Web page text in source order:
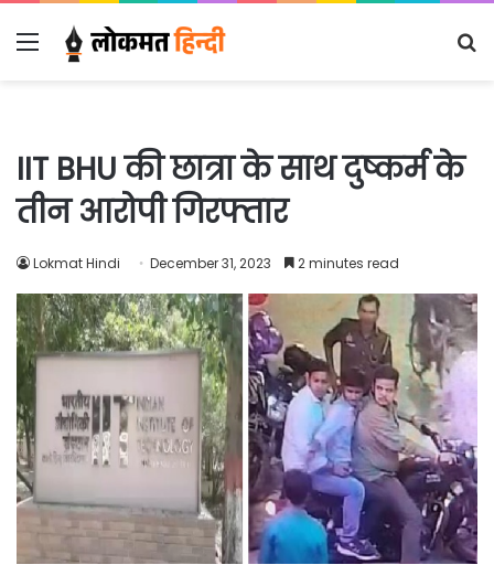
Menu
IIT BHU की छात्रा के साथ दुष्कर्म के
तीन आरोपी गिरफ्तार
Lokmat Hindi December 31, 2023 2 minutes read